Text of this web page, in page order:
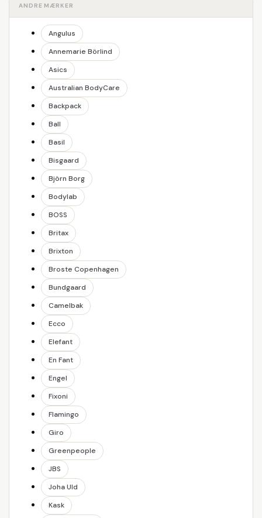
ANDRE MÆRKER
Angulus
Annemarie Börlind
Asics
Australian BodyCare
Backpack
Ball
Basil
Bisgaard
Björn Borg
Bodylab
BOSS
Britax
Brixton
Broste Copenhagen
Bundgaard
Camelbak
Ecco
Elefant
En Fant
Engel
Fixoni
Flamingo
Giro
Greenpeople
JBS
Joha Uld
Kask